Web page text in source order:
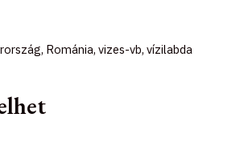
, Románia, vizes-vb, vízilabda